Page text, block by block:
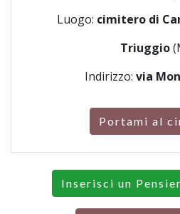
Luogo: cimitero di
Triuggio
Indirizzo: via
Portami al
Inserisci un